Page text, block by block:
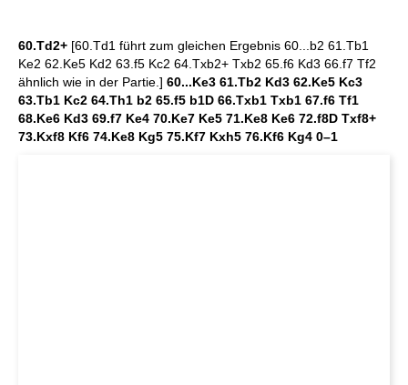
60.Td2+ [60.Td1 führt zum gleichen Ergebnis 60...b2 61.Tb1
Ke2 62.Ke5 Kd2 63.f5 Kc2 64.Txb2+ Txb2 65.f6 Kd3 66.f7 Tf2
ähnlich wie in der Partie.] 60...Ke3 61.Tb2 Kd3 62.Ke5 Kc3
63.Tb1 Kc2 64.Th1 b2 65.f5 b1D 66.Txb1 Txb1 67.f6 Tf1
68.Ke6 Kd3 69.f7 Ke4 70.Ke7 Ke5 71.Ke8 Ke6 72.f8D Txf8+
73.Kxf8 Kf6 74.Ke8 Kg5 75.Kf7 Kxh5 76.Kf6 Kg4 0–1